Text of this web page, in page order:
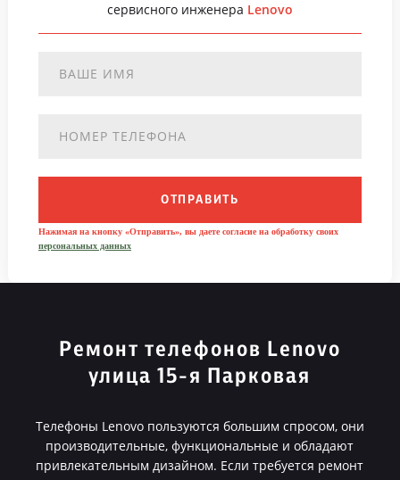
сервисного инженера Lenovo
ОТПРАВИТЬ
Нажимая на кнопку «Отправить», вы даете согласие на обработку своих
персональных данных
Ремонт телефонов Lenovo
улица 15-я Парковая
Телефоны Lenovo пользуются большим спросом, они
производительные, функциональные и обладают
привлекательным дизайном. Если требуется ремонт